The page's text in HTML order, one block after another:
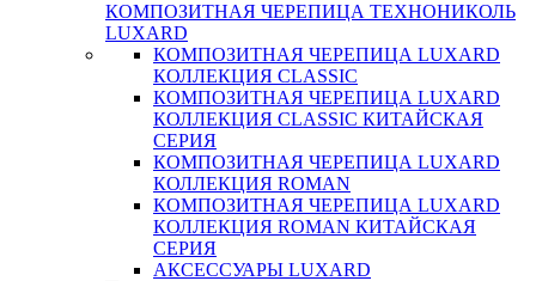
КОМПОЗИТНАЯ ЧЕРЕПИЦА ТЕХНОНИКОЛЬ
LUXARD
КОМПОЗИТНАЯ ЧЕРЕПИЦА LUXARD
КОЛЛЕКЦИЯ CLASSIC
КОМПОЗИТНАЯ ЧЕРЕПИЦА LUXARD
КОЛЛЕКЦИЯ CLASSIC КИТАЙСКАЯ
СЕРИЯ
КОМПОЗИТНАЯ ЧЕРЕПИЦА LUXARD
КОЛЛЕКЦИЯ ROMAN
КОМПОЗИТНАЯ ЧЕРЕПИЦА LUXARD
КОЛЛЕКЦИЯ ROMAN КИТАЙСКАЯ
СЕРИЯ
АКСЕССУАРЫ LUXARD